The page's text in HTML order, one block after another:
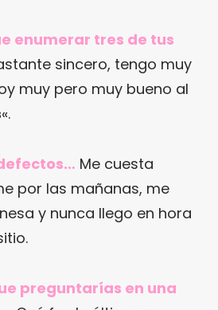
enumerar tres de tus
sincero, tengo muy
muy pero muy bueno al
«.
Me cuesta
por las mañanas, me
y nunca llego en hora
preguntarías en una